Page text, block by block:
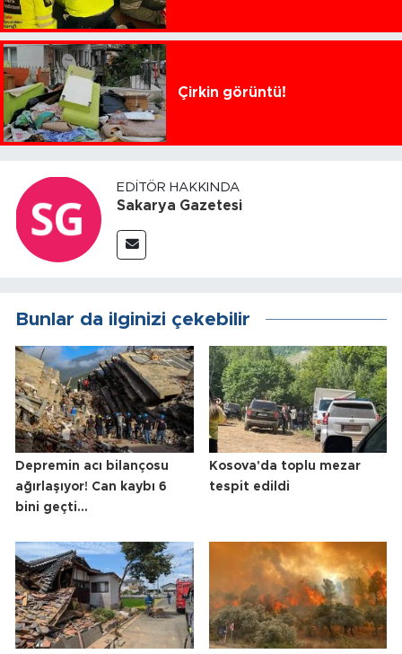
Çirkin görüntü!
EDITÖR HAKKINDA
Sakarya Gazetesi
Bunlar da ilginizi çekebilir
Depremin acı bilançosu
ağırlaşıyor! Can kaybı 6
bini geçti...
Kosova'da toplu mezar
tespit edildi